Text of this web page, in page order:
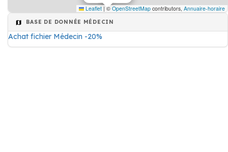
Leaflet | © OpenStreetMap contributors, Annuaire-horaire
BASE DE DONNÉE MÉDECIN
Achat fichier Médecin -20%